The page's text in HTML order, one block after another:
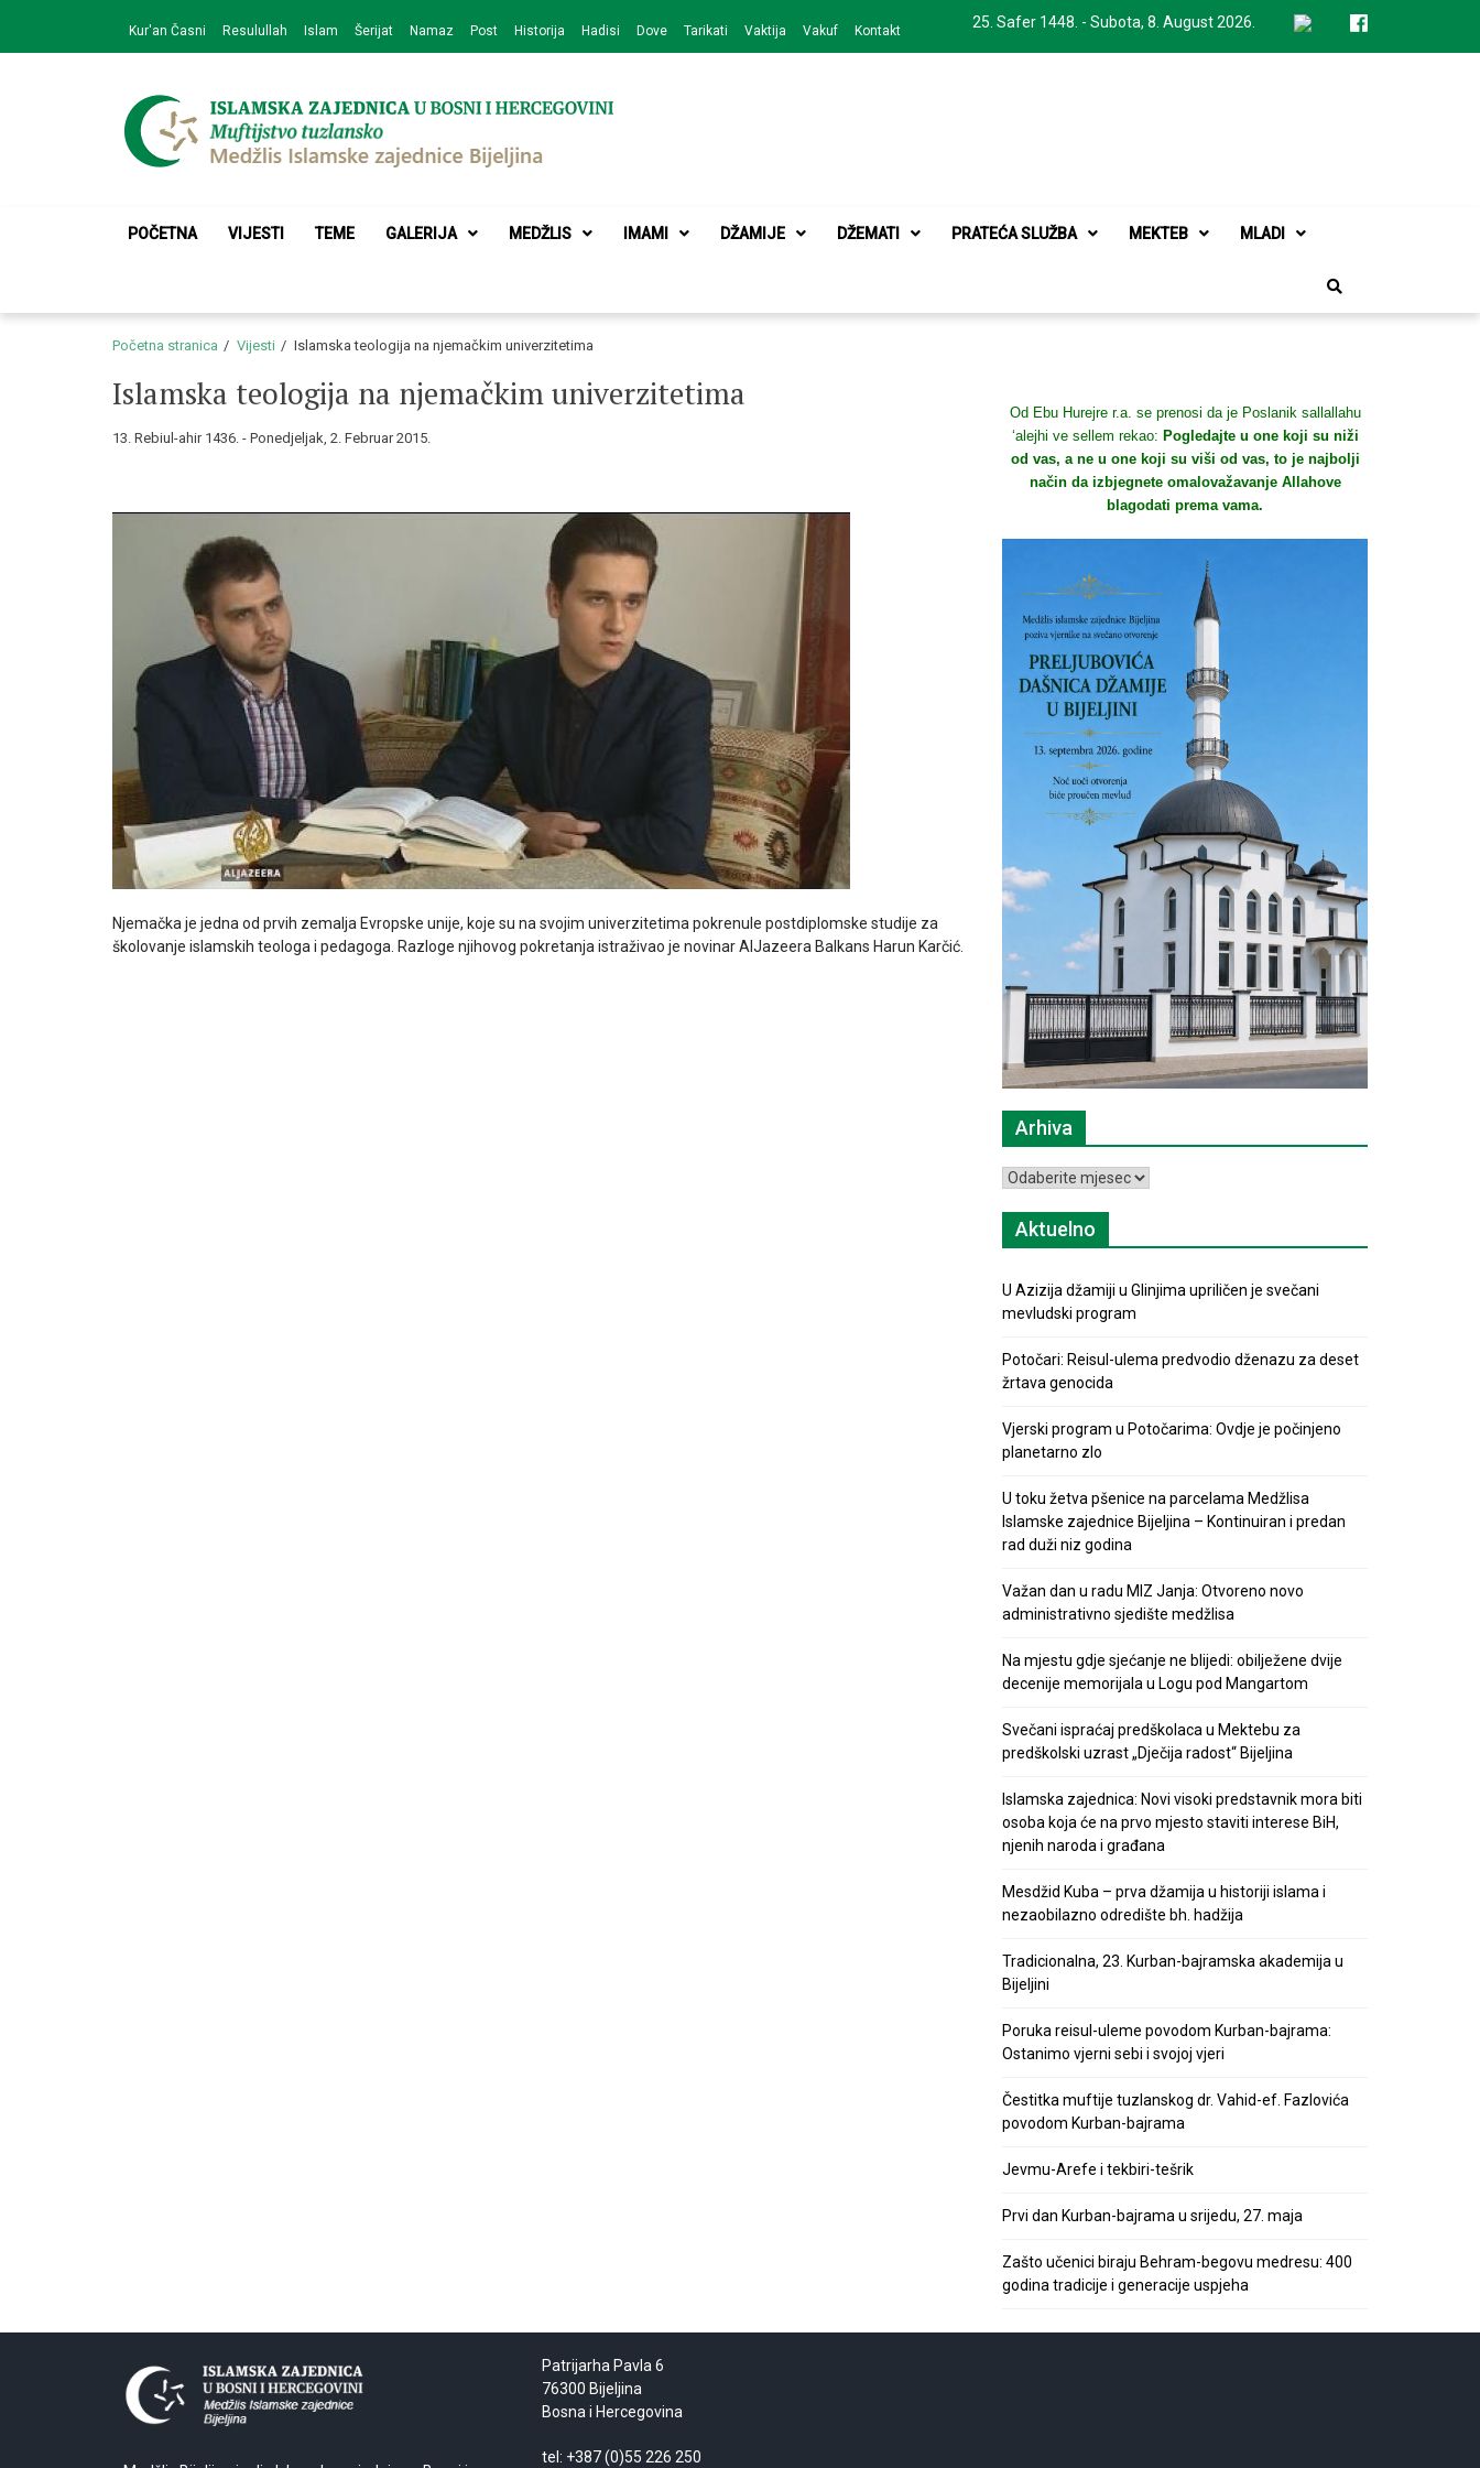
navigation
content
25. Safer 1448. - Subota, 8. August 2026.
Kur'an Časni Resulullah Islam Šerijat Namaz Post Historija Hadisi Dove Tarikati Vaktija Vakuf Kontakt
Medžlis Islamske zajednice Bijeljina
POČETNA VIJESTI TEME GALERIJA MEDŽLIS IMAMI DŽAMIJE DŽEMATI PRATEĆA SLUŽBA MEKTEB MLADI
Početna stranica Vijesti Islamska teologija na njemačkim univerzitetima
Islamska teologija na njemačkim univerzitetima
13. Rebiul-ahir 1436. - Ponedjeljak, 2. Februar 2015.
Njemačka je jedna od prvih zemalja Evropske unije, koje su na svojim univerzitetima pokrenule postdiplomske studije za
školovanje islamskih teologa i pedagoga. Razloge njihovog pokretanja istraživao je novinar AlJazeera Balkans Harun Karčić.
Od Ebu Hurejre r.a. se prenosi da je Poslanik sallallahu
‘alejhi ve sellem rekao: Pogledajte u one koji su niži
od vas, a ne u one koji su viši od vas, to je najbolji
način da izbjegnete omalovažavanje Allahove
blagodati prema vama.
Arhiva
Arhiva
Aktuelno
U Azizija džamiji u Glinjima upriličen je svečani
mevludski program
Potočari: Reisul-ulema predvodio dženazu za deset
žrtava genocida
Vjerski program u Potočarima: Ovdje je počinjeno
planetarno zlo
U toku žetva pšenice na parcelama Medžlisa
Islamske zajednice Bijeljina – Kontinuiran i predan
rad duži niz godina
Važan dan u radu MIZ Janja: Otvoreno novo
administrativno sjedište medžlisa
Na mjestu gdje sjećanje ne blijedi: obilježene dvije
decenije memorijala u Logu pod Mangartom
Svečani ispraćaj predškolaca u Mektebu za
predškolski uzrast „Dječija radost“ Bijeljina
Islamska zajednica: Novi visoki predstavnik mora biti
osoba koja će na prvo mjesto staviti interese BiH,
njenih naroda i građana
Mesdžid Kuba – prva džamija u historiji islama i
nezaobilazno odredište bh. hadžija
Tradicionalna, 23. Kurban-bajramska akademija u
Bijeljini
Poruka reisul-uleme povodom Kurban-bajrama:
Ostanimo vjerni sebi i svojoj vjeri
Čestitka muftije tuzlanskog dr. Vahid-ef. Fazlovića
povodom Kurban-bajrama
Jevmu-Arefe i tekbiri-tešrik
Prvi dan Kurban-bajrama u srijedu, 27. maja
Zašto učenici biraju Behram-begovu medresu: 400
godina tradicije i generacije uspjeha
Patrijarha Pavla 6
76300 Bijeljina
Bosna i Hercegovina
tel: +387 (0)55 226 250